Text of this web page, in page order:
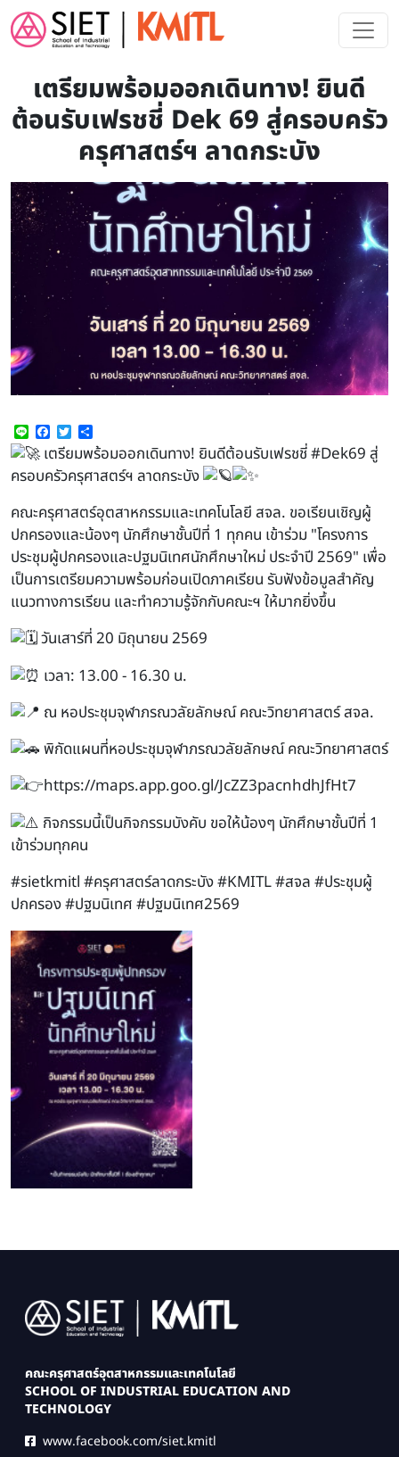
Skip to main content
เตรียมพร้อมออกเดินทาง! ยินดี
ต้อนรับเฟรชชี่ Dek 69 สู่ครอบครัว
ครุศาสตร์ฯ ลาดกระบัง
Line Facebook
Twitter
เตรียมพร้อมออกเดินทาง! ยินดีต้อนรับเฟรชชี่#Dek69สู่
ครอบครัวครุศาสตร์ฯ ลาดกระบัง
คณะครุศาสตร์อุตสาหกรรมและเทคโนโลยี สจล. ขอเรียนเชิญผู้
ปกครองและน้องๆ นักศึกษาชั้นปีที่ 1 ทุกคน เข้าร่วม "โครงการ
ประชุมผู้ปกครองและปฐมนิเทศนักศึกษาใหม่ ประจำปี 2569" เพื่อ
เป็นการเตรียมความพร้อมก่อนเปิดภาคเรียน รับฟังข้อมูลสำคัญ
แนวทางการเรียน และทำความรู้จักกับคณะฯ ให้มากยิ่งขึ้น
วันเสาร์ที่ 20 มิถุนายน 2569
เวลา: 13.00 - 16.30 น.
ณ หอประชุมจุฬาภรณวลัยลักษณ์ คณะวิทยาศาสตร์ สจล.
พิกัดแผนที่หอประชุมจุฬาภรณวลัยลักษณ์ คณะวิทยาศาสตร์
https://maps.app.goo.gl/JcZZ3pacnhdhJfHt7
กิจกรรมนี้เป็นกิจกรรมบังคับ ขอให้น้องๆ นักศึกษาชั้นปีที่ 1
เข้าร่วมทุกคน
#sietkmitl#ครุศาสตร์ลาดกระบัง#KMITL#สจล#ประชุมผู้
ปกครอง#ปฐมนิเทศ#ปฐมนิเทศ2569
Image
คณะครุศาสตร์อุตสาหกรรมและเทคโนโลยี
SCHOOL OF INDUSTRIAL EDUCATION AND
TECHNOLOGY
www.facebook.com/siet.kmitl